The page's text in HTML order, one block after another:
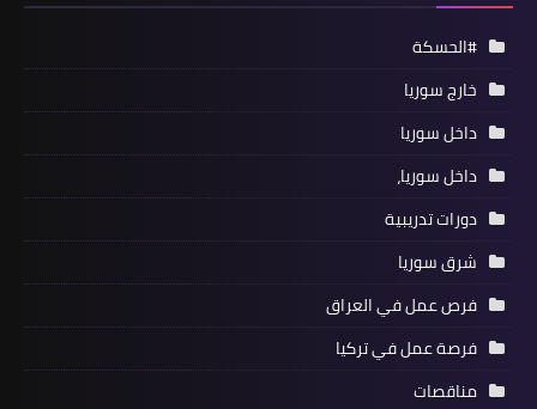
#الحسكة
خارج سوريا
داخل سوريا
داخل سوريا،
دورات تدريبية
شرق سوريا
فرص عمل في العراق
فرصة عمل في تركيا
مناقصات